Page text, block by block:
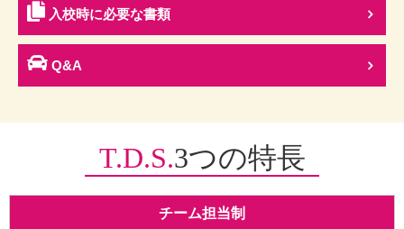
入校時に必要な書類
Q&A
T.D.S.3つの特長
チーム担当制